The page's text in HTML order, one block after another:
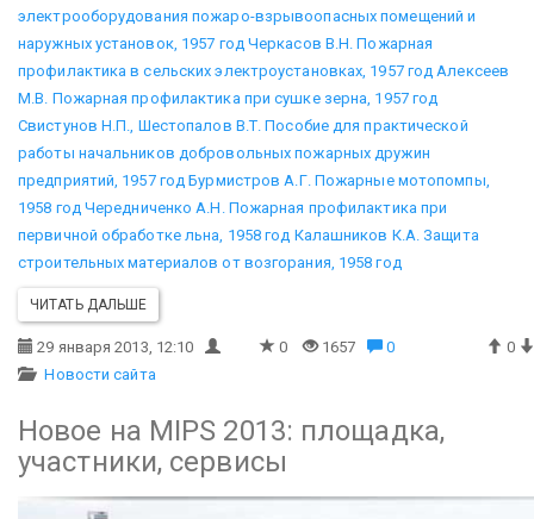
электрооборудования пожаро-взрывоопасных помещений и
наружных установок, 1957 год Черкасов В.Н. Пожарная
профилактика в сельских электроустановках, 1957 год Алексеев
М.В. Пожарная профилактика при сушке зерна, 1957 год
Свистунов Н.П., Шестопалов В.Т. Пособие для практической
работы начальников добровольных пожарных дружин
предприятий, 1957 год Бурмистров А.Г. Пожарные мотопомпы,
1958 год Чередниченко А.Н. Пожарная профилактика при
первичной обработке льна, 1958 год Калашников К.А. Защита
строительных материалов от возгорания, 1958 год
ЧИТАТЬ ДАЛЬШЕ
29 января 2013, 12:10 0 1657 0
0
Новости сайта
Новое на MIPS 2013: площадка,
участники, сервисы